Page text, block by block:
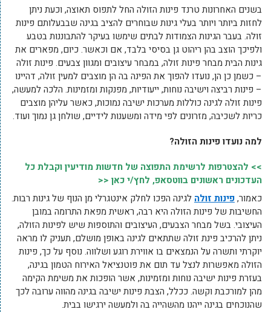
בשנים האחרונות טרנד פינות הזולה החל לתפוס תאוצה, וכעת ניתן
לחזות ביותר ויותר בעלי גינות שבוחרים להציב בגינה שבבעלותם פינות
זולה. בעבר הגינות הצמודות לבתים שימשו בעיקר להתבוננות בטבע
ולפיכך הוצב בהן ריהוט גן בסיסי בלבד, אם וכאשר. כיום, מפארים את
גינות הבית מבחר פינות זולה, במבחר עיצובים ומגוון צבעים. פינות זולה
– כשמן כן הן, נועדו להפוך את הפינה בה הן מוצבים למעין זולה, דהיינו
– פינות רביצה וישיבה נוחות, ייעודיות, מפנקות ומזמינות. הלכה למעשה,
פינות זולה לגינה כוללות מערכות ישיבה נמוכות, כאשר עליהן מוצבים
כריות לשכיבה, מזרונים לפי מידה ומשענות לידיים, שולחן גן נמוך ועוד.
למה נועדו פינות הזולה?
>> להצטרפות לרשימת התפוצה של חדשות מודיעין וקבלת כל
העדכונים ראשונים בווטסאפ, לחץ/י כאן <<
כאמור,פינות זולה לגינה הפכו לחלק אינטגרלי מן הנוף של גינות רבות.
החשיבות של פינות הזולה היא רבה, ראשית מפאת התרומה במובן
העיצובי. בשל מבחר הצבעים, העיצובים והתוספות שיש לפינות הזולה,
ניתן להרכיב פינת זולה שתתאים לגינה באופן מושלם, תעניק לו מראה
יוקרתי ותשרה על הנמצאים בו אווירת רוגע ושלווה. נוסף על כך, פינות
הזולה מאפשרות לנצל עד תום את פוטנציאל האירוח הטמון בגינה,
בעזרת פינות ישיבה נוחות ומזמינות, אשר הופכות את משימת הקימה
מהן למורכבת וקשה. ככלל, הצבת פינות ישיבה בגינה מהווה ערובה לכך
שהנוכחים בגינה ייהנו מהשהייה בה ולמעשה ירגישו בבית.